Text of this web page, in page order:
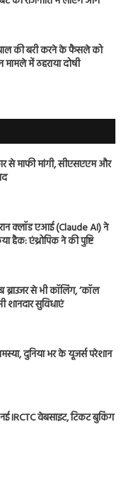
की बरी करने के फैसले को
में ठहराया दोषी
से माफी मांगी, सीएसएएम और
क्लॉड एआई (Claude AI) ने
हैक: एंथ्रोपिक ने की पुष्टि
से भी कॉलिंग, ‘कॉल
शानदार सुविधाएं
दुनिया भर के यूजर्स परेशान
IRCTC वेबसाइट, टिकट बुकिंग